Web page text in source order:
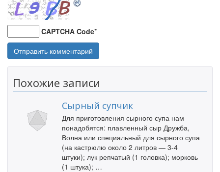
CAPTCHA Code*
Похожие записи
Сырный супчик
Для приготовления сырного супа нам
понадобятся: плавленный сыр Дружба,
Волна или специальный для сырного супа
(на кастрюлю около 2 литров — 3-4
штуки); лук репчатый (1 головка); морковь
(1 штука); …